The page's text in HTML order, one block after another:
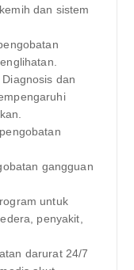
dan sistem
Diagnosis dan
gangguan
untuk
penyakit,
darurat 24/7